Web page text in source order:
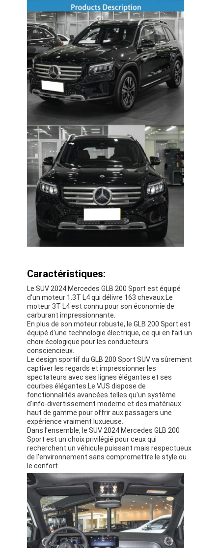
À la maison
Produits
Vidéos
À propos de nous
Visite de l'usine
Nous contacter
Pour les véhicules électriques
Mercedes Benz, voiture de sport
Le SUV Mercedes Benz
Voiture électrique Mercedes Benz
Caractéristiques:
Le SUV 2024 Mercedes GLB 200 Sport est équipé
d'un moteur 1.3T L4 qui délivre 163 chevaux.Le
moteur 3T L4 est connu pour son économie de
carburant impressionnante.
En plus de son moteur robuste, le GLB 200 Sport est
équipé d'une technologie électrique, ce qui en fait un
choix écologique pour les conducteurs
consciencieux.
Le design sportif du GLB 200 Sport SUV va sûrement
captiver les regards et impressionner les
spectateurs avec ses lignes élégantes et ses
courbes élégantes.Le VUS dispose de
fonctionnalités avancées telles qu'un système
d'info-divertissement moderne et des matériaux
haut de gamme pour offrir aux passagers une
expérience vraiment luxueuse..
Dans l'ensemble, le SUV 2024 Mercedes GLB 200
Sport est un choix privilégié pour ceux qui
recherchent un véhicule puissant mais respectueux
de l'environnement sans compromettre le style ou
le confort.